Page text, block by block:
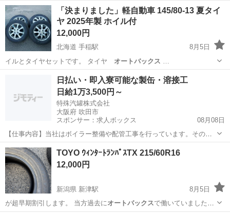
願いします。 …
青森 八戸市 小中野駅 ノートパソコン
「決まりました」軽自動車 145/80-13 夏タイ
ヤ 2025年製 ホイル付
12,000円
北海道 手稲駅
8月5日
イルとタイヤセットです。 タイヤ オートバックス
札幌市 手稲駅 タイヤ、ホイール 夏タイヤ
日払い・即入寮可能な製缶・溶接工
日給1万3,500円～
特殊汽罐株式会社
大阪府 吹田市
スポンサー：求人ボックス
08月08日
【仕事内容】当社はボイラー整備や配管工事を行っています。その中
で必要な配管やボイラーの製缶作業(溶接・切断・架台等の製作)業務に
当社工場内であたっていただきます。 工場は大阪府吹田市芳野町。御
堂筋線の江坂駅からの徒歩圏内にあります...
アルバイト・パート
TOYO ｳｨﾝﾀｰﾄﾗﾝﾊﾟｽTX 215/60R16
12,000円
新潟県 新津駅
8月5日
が超早期割引します。 当方過去にオートバックスで働いていましたが